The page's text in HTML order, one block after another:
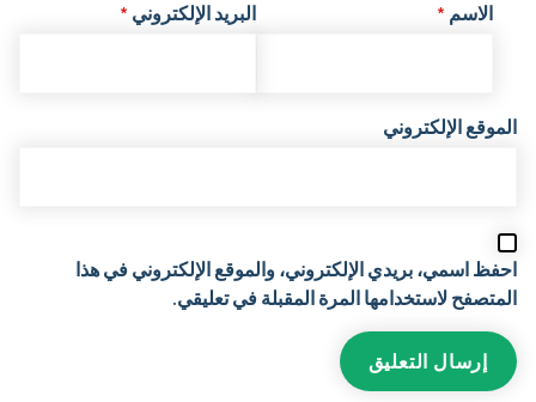
الاسم * البريد الإلكتروني *
الموقع الإلكتروني
احفظ اسمي، بريدي الإلكتروني، والموقع الإلكتروني في هذا
المتصفح لاستخدامها المرة المقبلة في تعليقي.